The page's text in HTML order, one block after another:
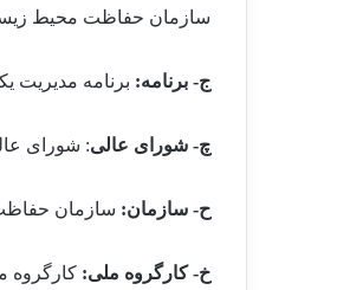
سازمان حفاظت محیط
ج- برنامه: برنامه مدیریت
چ- شورای عالی: شورای
ح- سازمان: سازمان
خ- کارگروه ملی: کارگروه